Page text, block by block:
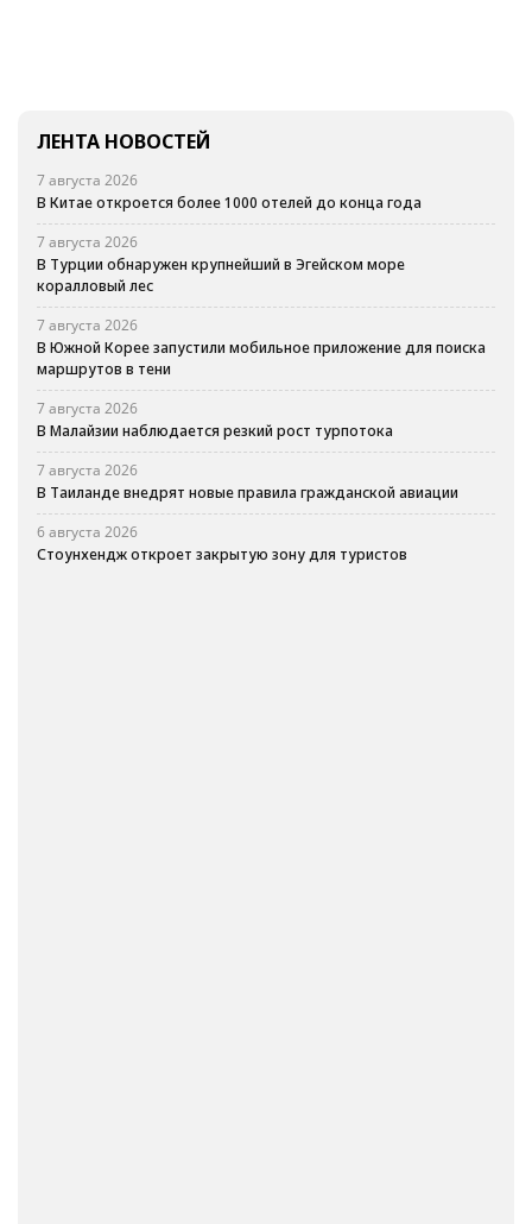
ЛЕНТА НОВОСТЕЙ
7 августа 2026
В Китае откроется более 1000 отелей до конца года
7 августа 2026
В Турции обнаружен крупнейший в Эгейском море
коралловый лес
7 августа 2026
В Южной Корее запустили мобильное приложение для поиска
маршрутов в тени
7 августа 2026
В Малайзии наблюдается резкий рост турпотока
7 августа 2026
В Таиланде внедрят новые правила гражданской авиации
6 августа 2026
Стоунхендж откроет закрытую зону для туристов